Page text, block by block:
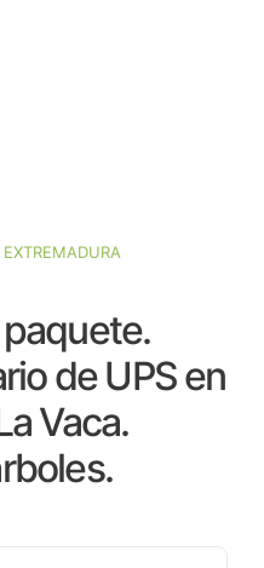
EXTREMADURA
de UPS en
Vaca.